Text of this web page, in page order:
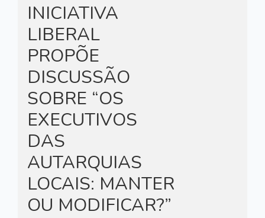
INICIATIVA
LIBERAL
PROPÕE
DISCUSSÃO
SOBRE “OS
EXECUTIVOS
DAS
AUTARQUIAS
LOCAIS: MANTER
OU MODIFICAR?”